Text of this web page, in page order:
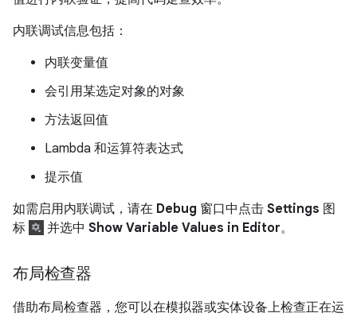
内联调试信息包括：
内联变量值
会引用某选定对象的对象
方法返回值
Lambda 和运算符表达式
提示值
如需启用内联调试，请在 Debug 窗口中点击 Settings 图
标
并选中 Show Variable Values in Editor。
布局检查器
借助布局检查器，您可以在模拟器或实体设备上检查正在运